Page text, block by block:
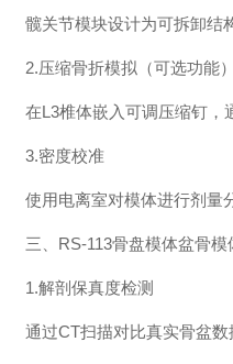
髋关节模块设计为可拆卸结构
2.压缩骨折模拟（可选功能）
在L3椎体嵌入可调压缩钉，通
3.密度校准
使用电离室对模体进行剂量分
三、RS-113骨盘模体盆骨模
1.解剖保真度检测
通过CT扫描对比真实骨盆数